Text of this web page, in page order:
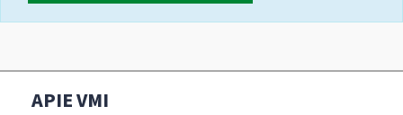
APIE VMI